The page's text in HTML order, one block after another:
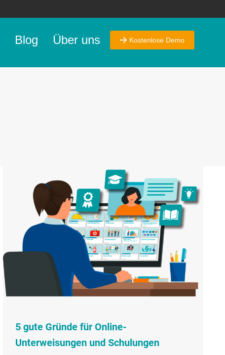
Blog Über uns Kostenlose Demo
5 gute Gründe für Online-
Unterweisungen und Schulungen